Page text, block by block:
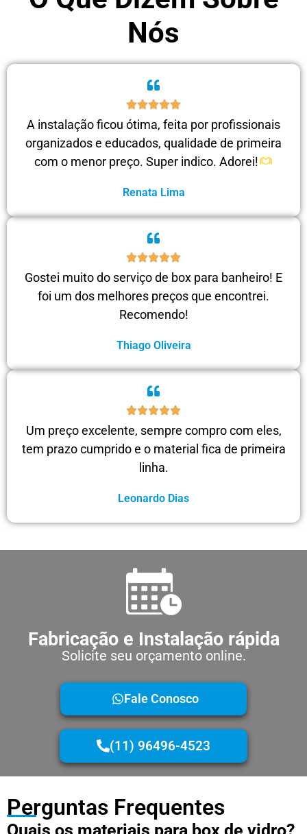
Nós
A instalação ficou ótima, feita por profissionais
organizados e educados, qualidade de primeira
com o menor preço. Super indico. Adorei!
Renata Lima
Gostei muito do serviço de box para banheiro! E
foi um dos melhores preços que encontrei.
Recomendo!
Thiago Oliveira
Um preço excelente, sempre compro com eles,
tem prazo cumprido e o material fica de primeira
linha.
Leonardo Dias
Fabricação e Instalação rápida
Solicite seu orçamento online.
Fale Conosco
(11) 96496-4523
Perguntas Frequentes